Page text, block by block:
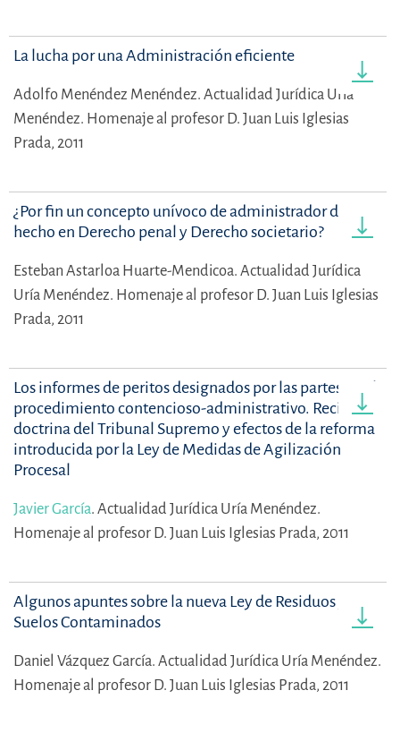
La lucha por una Administración eficiente
Adolfo Menéndez Menéndez. Actualidad Jurídica Uría
Menéndez. Homenaje al profesor D. Juan Luis Iglesias
Prada, 2011
¿Por fin un concepto unívoco de administrador de
hecho en Derecho penal y Derecho societario?
Esteban Astarloa Huarte-Mendicoa. Actualidad Jurídica
Uría Menéndez. Homenaje al profesor D. Juan Luis Iglesias
Prada, 2011
Los informes de peritos designados por las partes en el
procedimiento contencioso-administrativo. Reciente
doctrina del Tribunal Supremo y efectos de la reforma
introducida por la Ley de Medidas de Agilización
Procesal
Javier García. Actualidad Jurídica Uría Menéndez.
Homenaje al profesor D. Juan Luis Iglesias Prada, 2011
Algunos apuntes sobre la nueva Ley de Residuos y
Suelos Contaminados
Daniel Vázquez García. Actualidad Jurídica Uría Menéndez.
Homenaje al profesor D. Juan Luis Iglesias Prada, 2011